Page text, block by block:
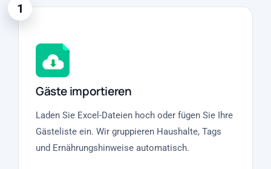
1
Gäste importieren
Laden Sie Excel-Dateien hoch oder fügen Sie Ihre
Gästeliste ein. Wir gruppieren Haushalte, Tags
und Ernährungshinweise automatisch.